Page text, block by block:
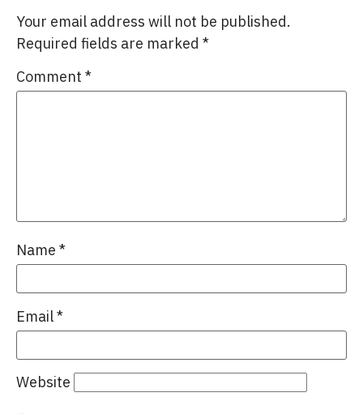
Your email address will not be published.
Required fields are marked *
Comment *
Name *
Email*
Website